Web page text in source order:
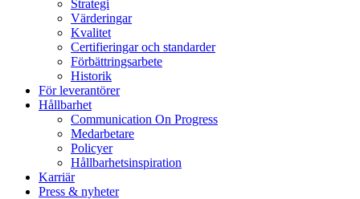
Strategi
Värderingar
Kvalitet
Certifieringar och standarder
Förbättringsarbete
Historik
För leverantörer
Hållbarhet
Communication On Progress
Medarbetare
Policyer
Hållbarhetsinspiration
Karriär
Press & nyheter